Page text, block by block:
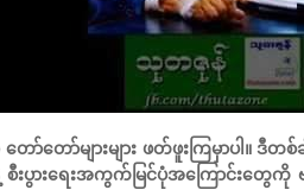
တော်များများ ဖတ်ဖူးကြမှာပါ။ ဒီ
နဲ့ စီးပွားရေးအကွက်မြင်ပုံအကြောင်းတွ